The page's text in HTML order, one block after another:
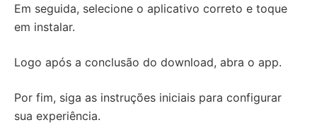
Em seguida, selecione o aplicativo correto e toque
em instalar.
Logo após a conclusão do download, abra o app.
Por fim, siga as instruções iniciais para configurar
sua experiência.